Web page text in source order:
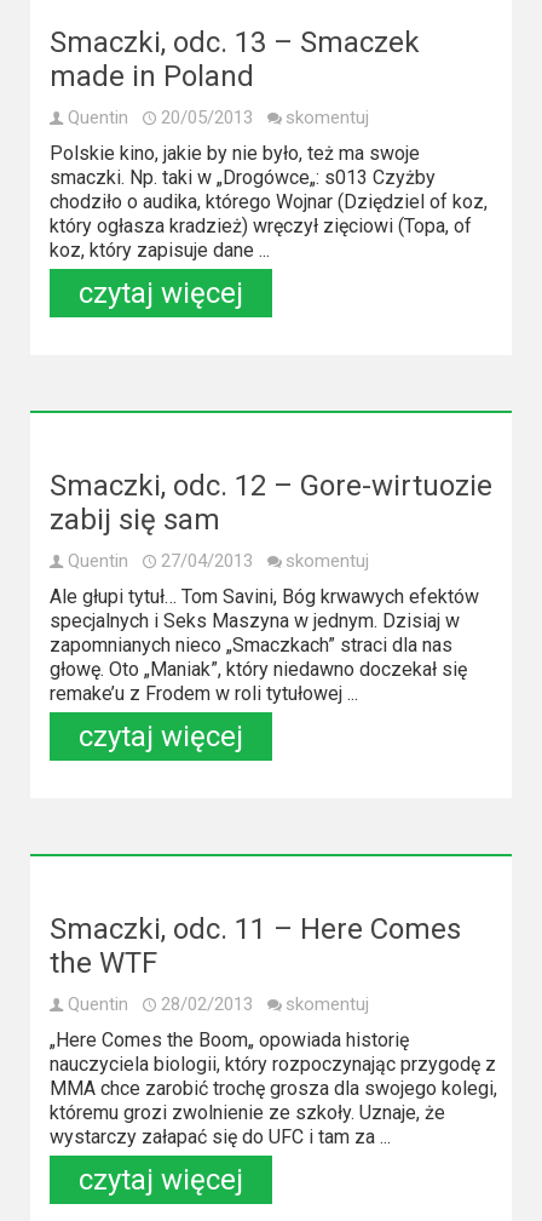
na
faktach
Thrillery
Streaming
Amazon
Prime
Video
TV
Disney+
HBO
Max
Netflix
Sky
Showtime
2021
2020
2019
2018
2016
Smaczki, odc. 13 – Smaczek
made in Poland
Quentin 20/05/2013 skomentuj
Polskie kino, jakie by nie było, też ma swoje
smaczki. Np. taki w „Drogówce„: s013 Czyżby
chodziło o audika, którego Wojnar (Dziędziel of koz,
który ogłasza kradzież) wręczył zięciowi (Topa, of
koz, który zapisuje dane ...
czytaj więcej
Smaczki, odc. 12 – Gore-wirtuozie
zabij się sam
Quentin 27/04/2013 skomentuj
Ale głupi tytuł… Tom Savini, Bóg krwawych efektów
specjalnych i Seks Maszyna w jednym. Dzisiaj w
zapomnianych nieco „Smaczkach” straci dla nas
głowę. Oto „Maniak”, który niedawno doczekał się
remake’u z Frodem w roli tytułowej ...
czytaj więcej
Smaczki, odc. 11 – Here Comes
the WTF
Quentin 28/02/2013 skomentuj
„Here Comes the Boom„ opowiada historię
nauczyciela biologii, który rozpoczynając przygodę z
MMA chce zarobić trochę grosza dla swojego kolegi,
któremu grozi zwolnienie ze szkoły. Uznaje, że
wystarczy załapać się do UFC i tam za ...
czytaj więcej